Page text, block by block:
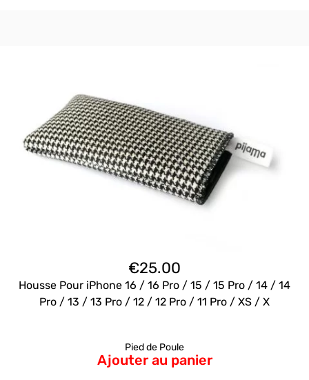
€25.00
Housse Pour iPhone 16 / 16 Pro / 15 / 15 Pro / 14 / 14
Pro / 13 / 13 Pro / 12 / 12 Pro / 11 Pro / XS / X
Pied de Poule
Ajouter au panier